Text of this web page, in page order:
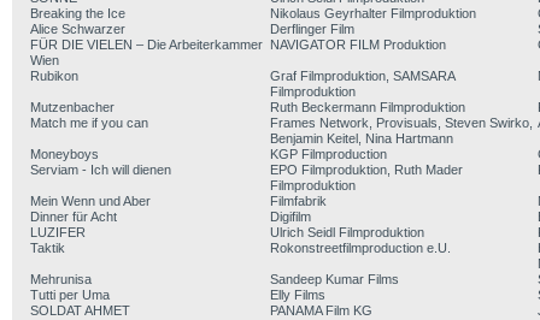
Breaking the Ice
Nikolaus Geyrhalter Filmproduktion
Alice Schwarzer
Derflinger Film
FÜR DIE VIELEN – Die Arbeiterkammer
Wien
NAVIGATOR FILM Produktion
Rubikon
Graf Filmproduktion, SAMSARA
Filmproduktion
Mutzenbacher Ruth Beckermann Filmproduktion
Match me if you can
Frames Network, Provisuals, Steven Swirko,
Benjamin Keitel, Nina Hartmann
Moneyboys KGP Filmproduction
Serviam - Ich will dienen
EPO Filmproduktion, Ruth Mader
Filmproduktion
Mein Wenn und Aber Filmfabrik
Dinner für Acht
Digifilm
LUZIFER
Ulrich Seidl Filmproduktion
Taktik
Rokonstreetfilmproduction e.U.
Mehrunisa
Sandeep Kumar Films
Tutti per Uma
Elly Films
SOLDAT AHMET
PANAMA Film KG